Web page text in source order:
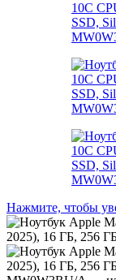
Нажмите, чтобы